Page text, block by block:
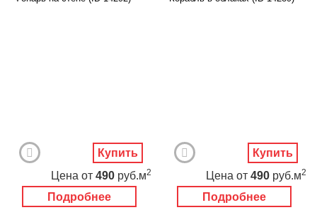
Подробнее
Цена от 490 руб.м2
Купить
Подробнее
Цена от 490 руб.м2
Купить